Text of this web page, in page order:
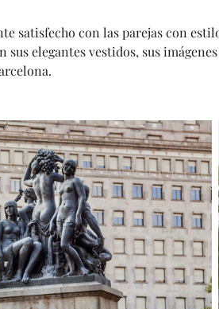
satisfecho con las parejas con
elegantes vestidos, sus